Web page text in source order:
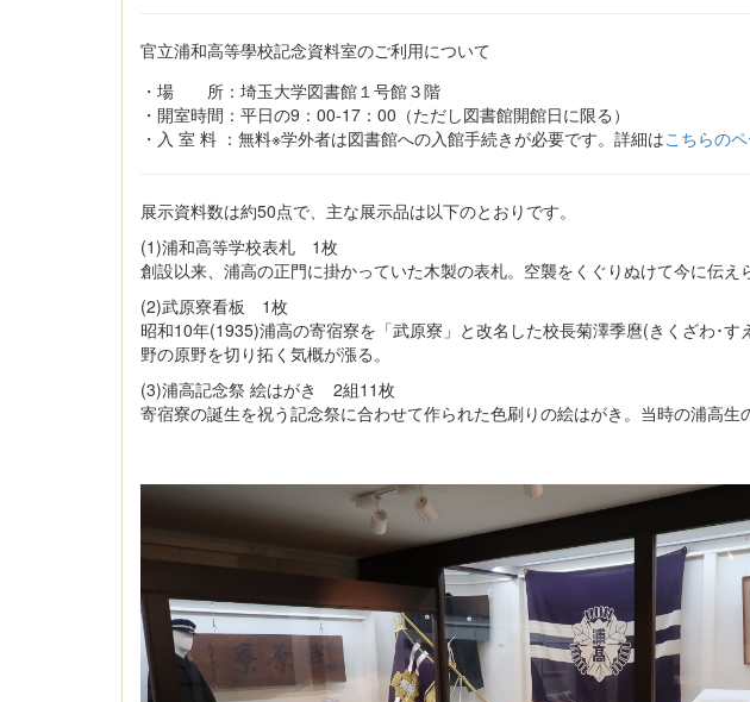
官立浦和高等學校記念資料室のご利用について
・場 所：埼玉大学図書館１号館３階
・開室時間：平日の9：00-17：00（ただし図書館開館日に限る）
・入 室 料 ：無料※学外者は図書館への入館手続きが必要です。詳細はこちらの
展示資料数は約50点で、主な展示品は以下のとおりです。
(1)浦和高等学校表札 1枚
創設以来、浦高の正門に掛かっていた木製の表札。空襲をくぐりぬけて今に伝え
(2)武原寮看板 1枚
昭和10年(1935)浦高の寄宿寮を「武原寮」と改名した校長菊澤季麿(きくざわ･
野の原野を切り拓く気概が漲る。
(3)浦高記念祭 絵はがき 2組11枚
寄宿寮の誕生を祝う記念祭に合わせて作られた色刷りの絵はがき。当時の浦高生